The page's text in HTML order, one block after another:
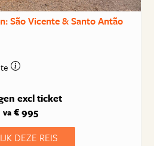
São Vicente & Santo Antão
excl ticket
va€ 995
DEZE REIS